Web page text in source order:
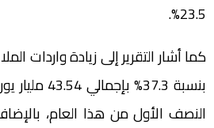
23.5%.
كما أشار التقرير إلى زيادة واردات
النصف الأول من هذا العام،